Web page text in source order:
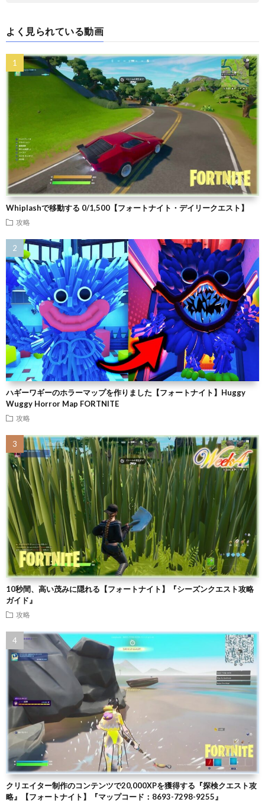
よく見られている動画
Whiplashで移動する 0/1,500【フォートナイト・デイリークエスト】
攻略
ハギーワギーのホラーマップを作りました【フォートナイト】Huggy
Wuggy Horror Map FORTNITE
攻略
10秒間、高い茂みに隠れる【フォートナイト】『シーズンクエスト攻略
ガイド』
攻略
クリエイター制作のコンテンツで20,000XPを獲得する『探検クエスト攻
略』【フォートナイト】『マップコード：8693-7298-9255』